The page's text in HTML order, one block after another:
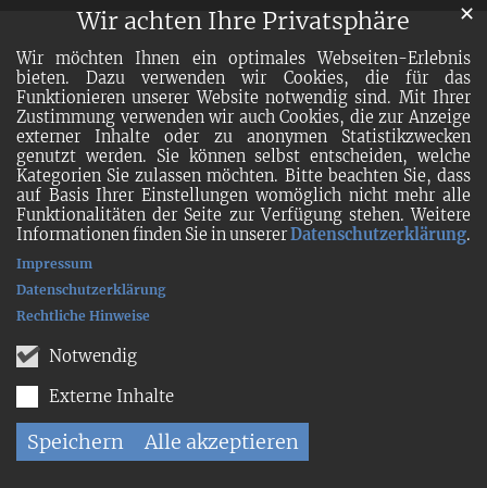
Wir achten Ihre Privatsphäre
Wir möchten Ihnen ein optimales Webseiten-Erlebnis
bieten. Dazu verwenden wir Cookies, die für das
Funktionieren unserer Website notwendig sind. Mit Ihrer
Zustimmung verwenden wir auch Cookies, die zur Anzeige
externer Inhalte oder zu anonymen Statistikzwecken
genutzt werden. Sie können selbst entscheiden, welche
Kategorien Sie zulassen möchten. Bitte beachten Sie, dass
auf Basis Ihrer Einstellungen womöglich nicht mehr alle
Funktionalitäten der Seite zur Verfügung stehen. Weitere
Informationen finden Sie in unsererDatenschutzerklärung.
Notwendig
Externe Inhalte
Speichern Alle akzeptieren
✕
Impressum
Datenschutzerklärung
Rechtliche Hinweise